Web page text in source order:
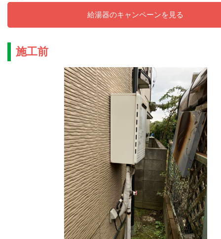
給湯器のキャンペーンを見る
施工前